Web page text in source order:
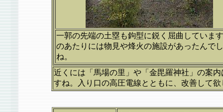
一郭の先端の土塁も鉤型に鋭く屈曲していま
のあたりには物見や烽火の施設があったんで
ね。
近くには「馬場の里」や「金毘羅神社」の案
すね。入り口の高圧電線とともに、改善して